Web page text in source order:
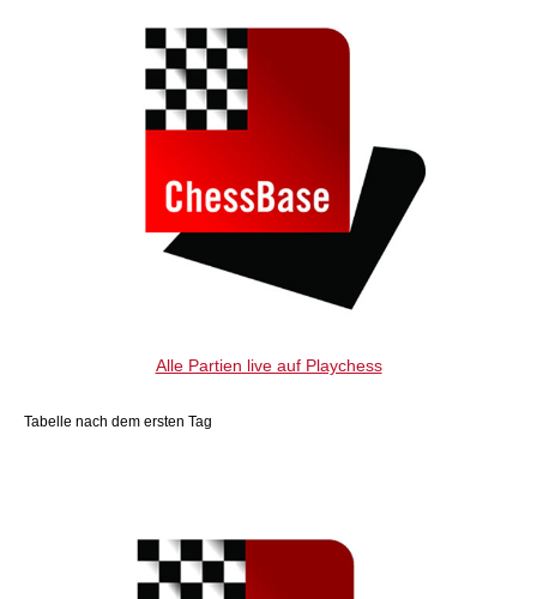
Alle Partien live auf Playchess
Tabelle nach dem ersten Tag